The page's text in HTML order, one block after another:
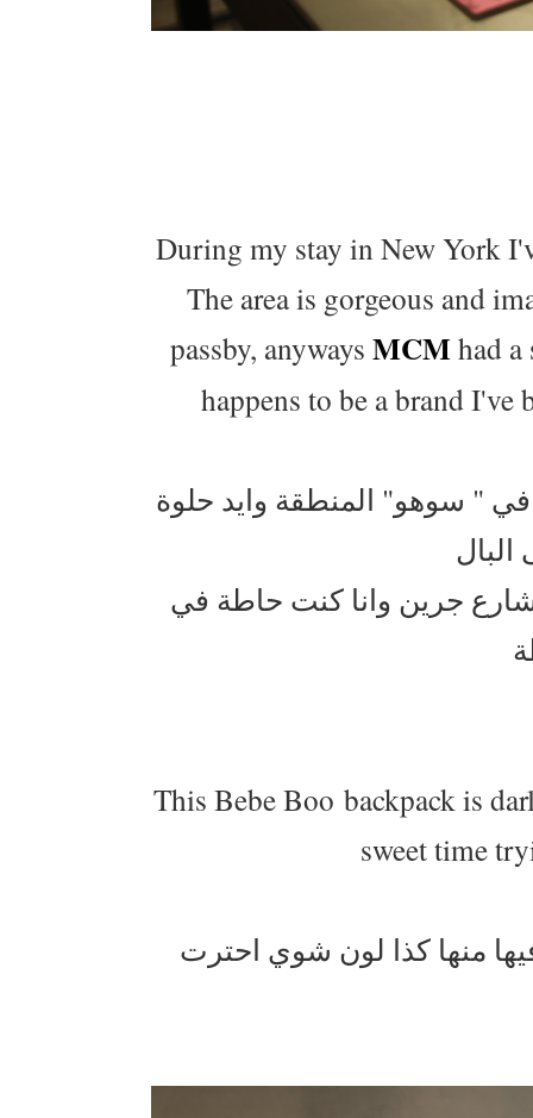
During my stay in New York
The area is gorgeous and
passby, anywaysMCMhad
happens to be a brand
" سوهو" المنطقة وايد حلوة
جرين وانا كنت حاطة في
This Bebe Boo backpack is
sweet time